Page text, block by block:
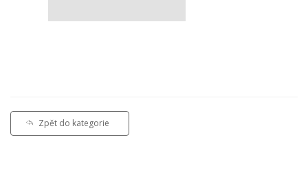
Zpět do kategorie